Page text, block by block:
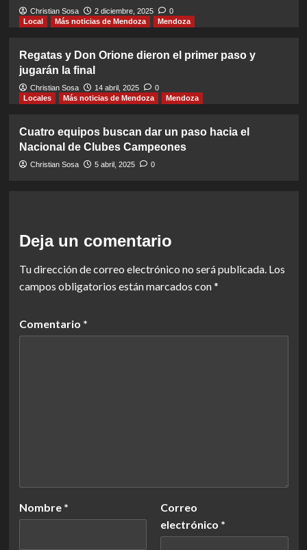
Christian Sosa 2 diciembre, 2025
0
Local
Más noticias de Mendoza Mendoza
Regatas y Don Orione dieron el primer paso y
jugarán la final
Christian Sosa 14 abril, 2025
0
Locales
Más noticias de Mendoza Mendoza
Cuatro equipos buscan dar un paso hacia el
Nacional de Clubes Campeones
Christian Sosa 5 abril, 2025 0
Deja un comentario
Tu dirección de correo electrónico no será publicada. Los
campos obligatorios están marcados con*
Comentario *
Nombre *
Correo
electrónico *